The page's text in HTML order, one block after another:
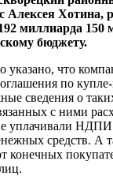
Алексея Хотина,
миллиарда 150
бюджету.
указано, что
по
сведения о
с ними
уплачивали
средств. А
конечных